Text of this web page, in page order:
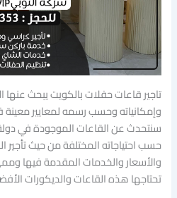
تاجير قاعات حفلات بالكويت يبحث عنها
وإمكانياته وحسب رسمه لمعايير
سنتحدث عن القاعات الموجودة في
حسب احتياجاته المختلفة من حيث
والأسعار والخدمات المقدمة فيها
تحتاجها هذه القاعات والديكورات